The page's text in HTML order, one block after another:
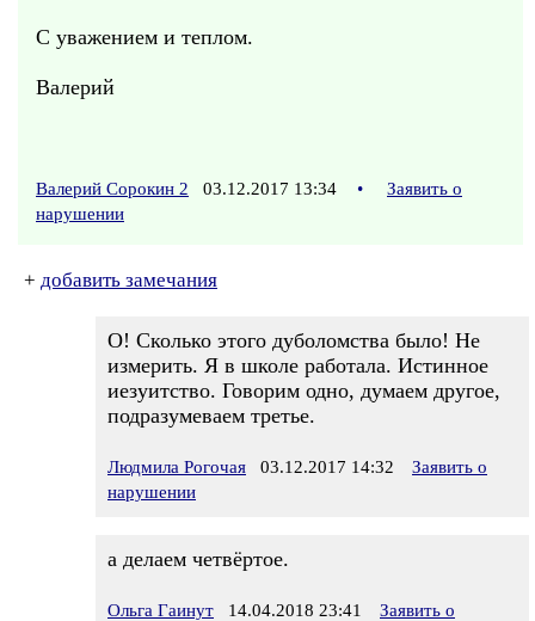
С уважением и теплом.
Валерий
Валерий Сорокин 2 03.12.2017 13:34 •
Заявить о
нарушении
+ добавить замечания
О! Сколько этого дуболомства было! Не
измерить. Я в школе работала. Истинное
иезуитство. Говорим одно, думаем другое,
подразумеваем третье.
Людмила Рогочая 03.12.2017 14:32
Заявить о
нарушении
а делаем четвёртое.
Ольга Гаинут 14.04.2018 23:41
Заявить о